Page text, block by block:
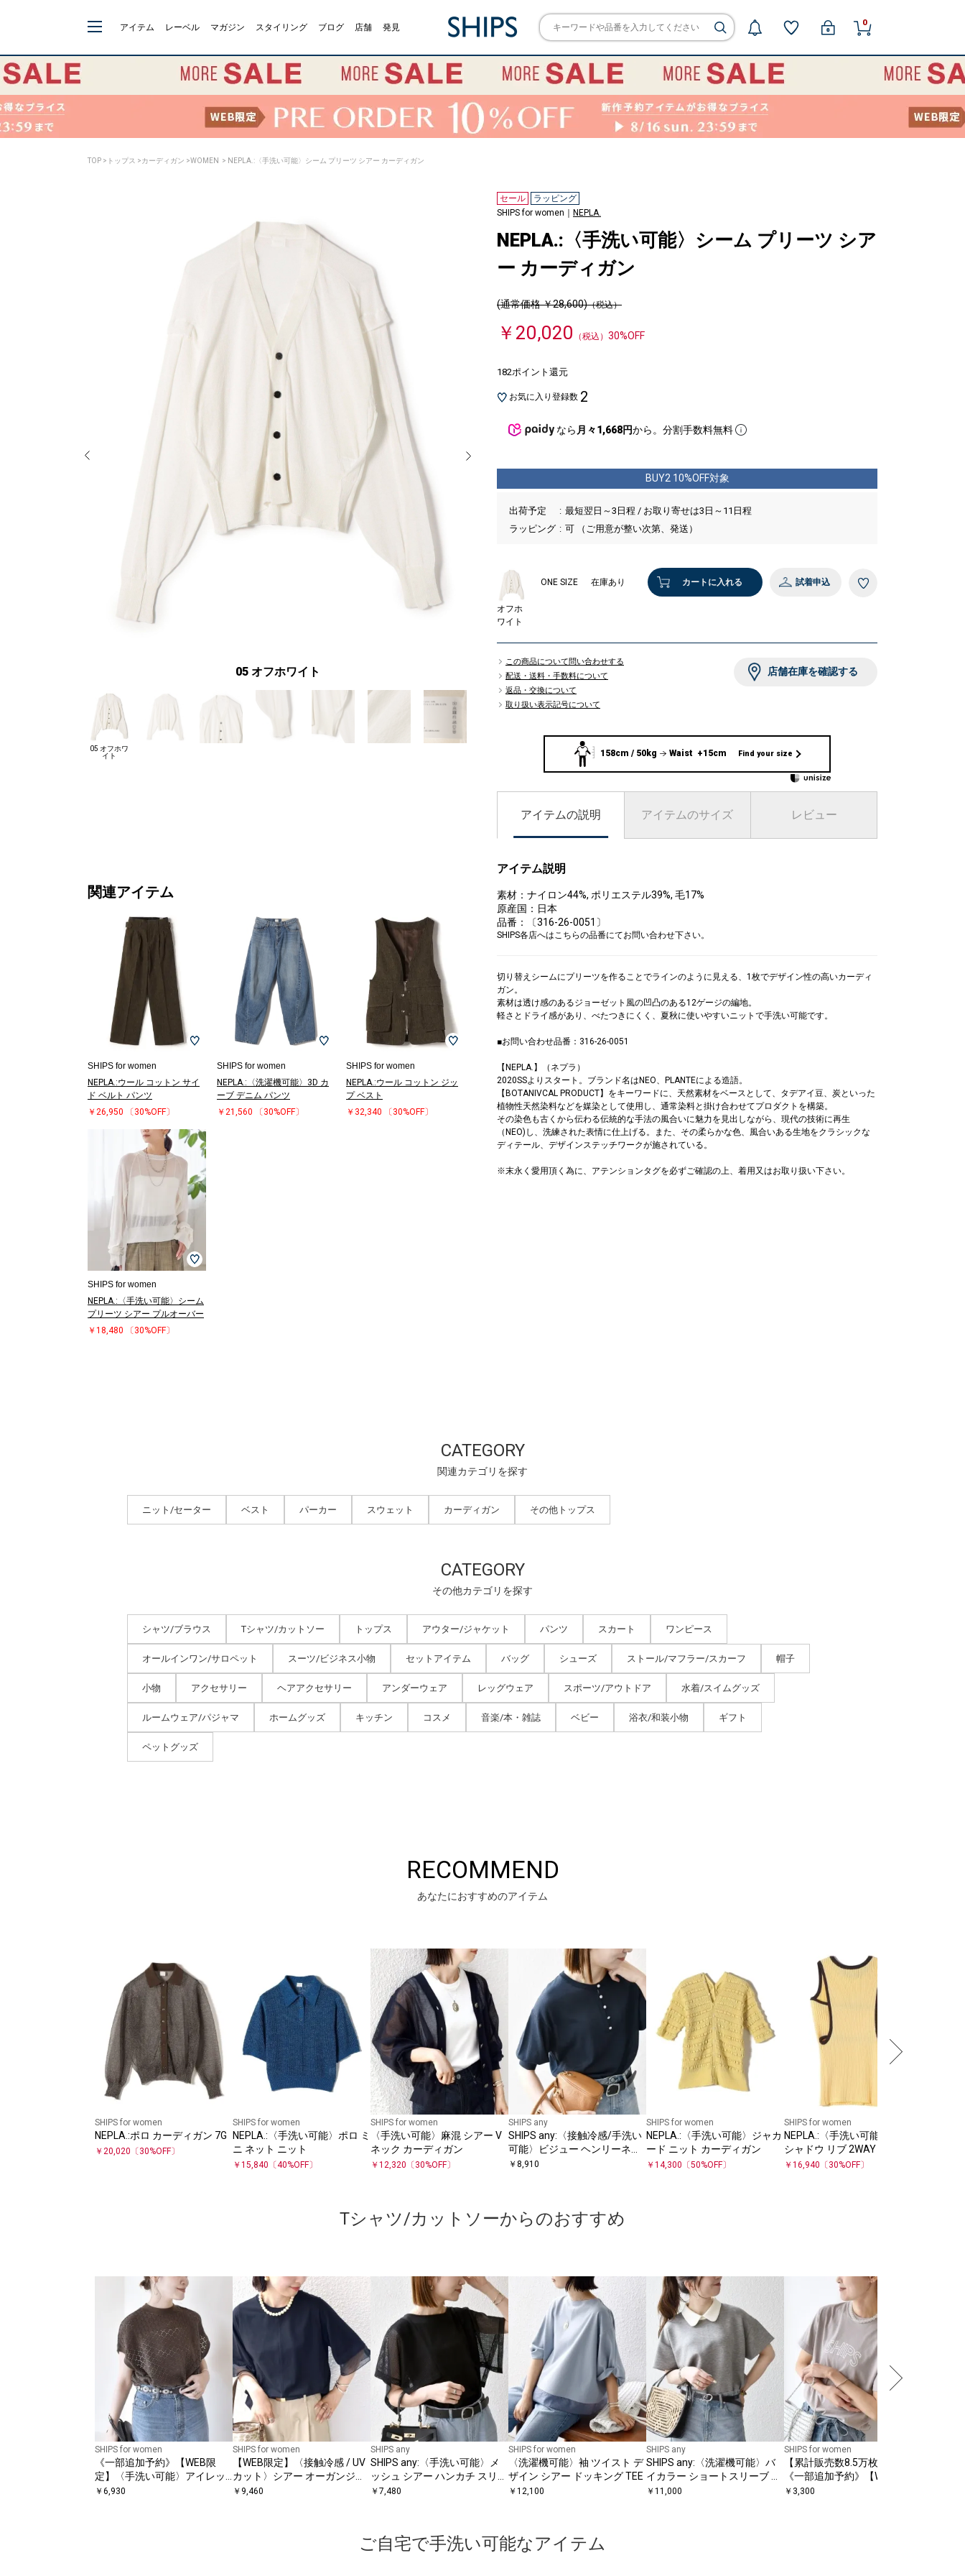
アイテム レーベル マガジン スタイリング ブログ 店舗 発見 0
TOP > トップス >カーディガン >WOMEN > NEPLA.:〈手洗い可能〉シーム プリーツ シアー カーディガン
05 オフホワイト
05 オフホワ
イト
関連アイテム
SHIPS for women
NEPLA.:ウール コットン サイ
ド ベルト パンツ
￥26,950
〔30%OFF〕
SHIPS for women
NEPLA.:〈洗濯機可能〉3D カ
ーブ デニム パンツ
￥21,560
〔30%OFF〕
SHIPS for women
NEPLA.:ウール コットン ジッ
プ ベスト
￥32,340
〔30%OFF〕
SHIPS for women
NEPLA.:〈手洗い可能〉シーム
プリーツ シアー プルオーバー
￥18,480
〔30%OFF〕
セール
ラッピング
SHIPS for women｜
NEPLA.
NEPLA.:〈手洗い可能〉シーム プリーツ シア
ー カーディガン
(通常価格 ￥28,600)（税込）
￥20,020 （税込） 30%OFF
182ポイント還元
お気に入り登録数 2
なら 月々1,668円から。分割手数料無料
BUY2 10%OFF対象
出荷予定
最短翌日～3日程 / お取り寄せは3日～11日程
ラッピング
可 （ご用意が整い次第、発送）
オフホ
ワイト
ONE SIZE 在庫あり カートに入れる 試着申込
この商品について問い合わせする
配送・送料・手数料について
返品・交換について
取り扱い表示記号について
店舗在庫を確認する
158cm / 50kg Waist +15cm Find your size
アイテムの説明 アイテムのサイズ レビュー
アイテム説明
素材：ナイロン44%, ポリエステル39%, 毛17%
原産国：日本
品番：〔316-26-0051〕
SHIPS各店へはこちらの品番にてお問い合わせ下さい。
切り替えシームにプリーツを作ることでラインのように見える、1枚でデザイン性の高いカーディ
ガン。
素材は透け感のあるジョーゼット風の凹凸のある12ゲージの編地。
軽さとドライ感があり、べたつきにくく、夏秋に使いやすいニットで手洗い可能です。
■お問い合わせ品番：316-26-0051
【NEPLA.】（ネプラ）
2020SSよりスタート。ブランド名はNEO、PLANTEによる造語。
【BOTANIVCAL PRODUCT】をキーワードに、天然素材をベースとして、タデアイ豆、炭といった
植物性天然染料などを媒染として使用し、通常染料と掛け合わせてプロダクトを構築。
その染色も古くから伝わる伝統的な手法の風合いに魅力を見出しながら、現代の技術に再生
（NEO)し、洗練された表情に仕上げる。また、その柔らかな色、風合いある生地をクラシックな
ディテール、デザインステッチワークが施されている。
※末永く愛用頂く為に、アテンションタグを必ずご確認の上、着用又はお取り扱い下さい。
CATEGORY
関連カテゴリを探す
ニット/セーター ベスト パーカー スウェット カーディガン その他トップス
CATEGORY
その他カテゴリを探す
シャツ/ブラウス Tシャツ/カットソー トップス アウター/ジャケット パンツ スカート ワンピース
オールインワン/サロペット スーツ/ビジネス小物 セットアイテム バッグ シューズ ストール/マフラー/スカーフ 帽子
小物 アクセサリー ヘアアクセサリー アンダーウェア レッグウェア スポーツ/アウトドア 水着/スイムグッズ
ルームウェア/パジャマ ホームグッズ キッチン コスメ 音楽/本・雑誌 ベビー 浴衣/和装小物 ギフト
ペットグッズ
RECOMMEND
あなたにおすすめのアイテム
SHIPS for women
NEPLA.:ポロ カーディガン 7G
￥ 20,020 〔30%OFF〕
SHIPS for women
NEPLA.:〈手洗い可能〉ポロ ミ
ニ ネット ニット
￥ 15,840 〔40%OFF〕
SHIPS for women
〈手洗い可能〉麻混 シアー V
ネック カーディガン
￥ 12,320 〔30%OFF〕
SHIPS any
SHIPS any:〈接触冷感/手洗い
可能〉ビジュー ヘンリーネッ
ク ニット プルオーバー
￥ 8,910
SHIPS for women
NEPLA.:〈手洗い可能〉ジャカ
ード ニット カーディガン
￥ 14,300 〔50%OFF〕
SHIPS for women
NEPLA.:〈手洗い可能〉ワイド
シャドウ リブ 2WAY ノースリ
ーブ
￥ 16,940 〔30%OFF〕
Tシャツ/カットソーからのおすすめ
SHIPS for women
《一部追加予約》【WEB限
定】〈手洗い可能〉アイレッ
ト クルーネック プルオーバー
￥ 6,930
SHIPS for women
【WEB限定】〈接触冷感 / UV
カット〉シアー オーガンジー
コンビ プルオーバー
￥ 9,460
SHIPS any
SHIPS any:〈手洗い可能〉メ
ッシュ シアー ハンカチ スリー
ブ ドッキング TEE
￥ 7,480
SHIPS for women
〈洗濯機可能〉袖 ツイスト デ
ザイン シアー ドッキング TEE
￥ 12,100
SHIPS any
SHIPS any:〈洗濯機可能〉バ
イカラー ショートスリーブ プ
ルオーバー
￥ 11,000
SHIPS for women
【累計販売数8.5万枚突破!!】
《一部追加予約》【WEB限
定】 SHIPS ラウンド プリント
￥ 3,300
ご自宅で手洗い可能なアイテム